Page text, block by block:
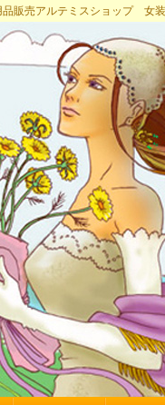
販売アルテミスショップ 女